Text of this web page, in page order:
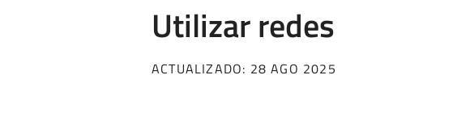
Utilizar redes
ACTUALIZADO: 28 AGO 2025